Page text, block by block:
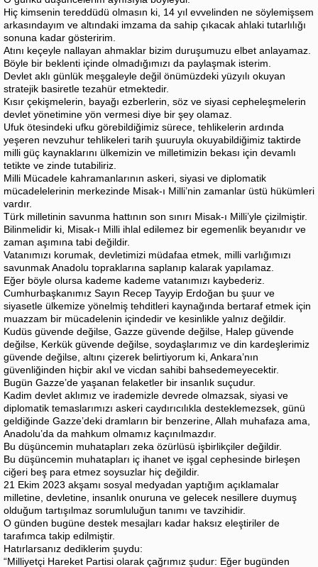
Hiç kimsenin tereddüdü olmasın ki, 14 yıl evvelinden ne söylemişsem
arkasındayım ve altındaki imzama da sahip çıkacak ahlaki tutarlılığı
sonuna kadar gösteririm.
Atını keçeyle nallayan ahmaklar bizim duruşumuzu elbet anlayamaz.
Böyle bir beklenti içinde olmadığımızı da paylaşmak isterim.
Devlet aklı günlük meşgaleyle değil önümüzdeki yüzyılı okuyan
stratejik basiretle tezahür etmektedir.
Kısır çekişmelerin, bayağı ezberlerin, söz ve siyasi cepheleşmelerin
devlet yönetimine yön vermesi diye bir şey olamaz.
Ufuk ötesindeki ufku görebildiğimiz sürece, tehlikelerin ardında
yeşeren nevzuhur tehlikeleri tarih şuuruyla okuyabildiğimiz taktirde
milli güç kaynaklarını ülkemizin ve milletimizin bekası için devamlı
tetikte ve zinde tutabiliriz.
Milli Mücadele kahramanlarının askeri, siyasi ve diplomatik
mücadelelerinin merkezinde Misak-ı Milli’nin zamanlar üstü hükümleri
vardır.
Türk milletinin savunma hattının son sınırı Misak-ı Milli’yle çizilmiştir.
Bilinmelidir ki, Misak-ı Milli ihlal edilemez bir egemenlik beyanıdır ve
zaman aşımına tabi değildir.
Vatanımızı korumak, devletimizi müdafaa etmek, milli varlığımızı
savunmak Anadolu topraklarına saplanıp kalarak yapılamaz.
Eğer böyle olursa kademe kademe vatanımızı kaybederiz.
Cumhurbaşkanımız Sayın Recep Tayyip Erdoğan bu şuur ve
siyasetle ülkemize yönelmiş tehditleri kaynağında bertaraf etmek için
muazzam bir mücadelenin içindedir ve kesinlikle yalnız değildir.
Kudüs güvende değilse, Gazze güvende değilse, Halep güvende
değilse, Kerkük güvende değilse, soydaşlarımız ve din kardeşlerimiz
güvende değilse, altını çizerek belirtiyorum ki, Ankara’nın
güvenliğinden hiçbir akıl ve vicdan sahibi bahsedemeyecektir.
Bugün Gazze’de yaşanan felaketler bir insanlık suçudur.
Kadim devlet aklımız ve irademizle devrede olmazsak, siyasi ve
diplomatik temaslarımızı askeri caydırıcılıkla desteklemezsek, günü
geldiğinde Gazze’deki dramların bir benzerine, Allah muhafaza ama,
Anadolu’da da mahkum olmamız kaçınılmazdır.
Bu düşüncemin muhatapları zeka özürlüsü işbirlikçiler değildir.
Bu düşüncemin muhatapları iç ihanet ve işgal cephesinde birleşen
ciğeri beş para etmez soysuzlar hiç değildir.
21 Ekim 2023 akşamı sosyal medyadan yaptığım açıklamalar
milletine, devletine, insanlık onuruna ve gelecek nesillere duymuş
olduğum tartışılmaz sorumluluğun tanımı ve tavzihidir.
O günden bugüne destek mesajları kadar haksız eleştiriler de
tarafımca takip edilmiştir.
Hatırlarsanız dediklerim şuydu:
“Milliyetçi Hareket Partisi olarak çağrımız şudur: Eğer bugünden